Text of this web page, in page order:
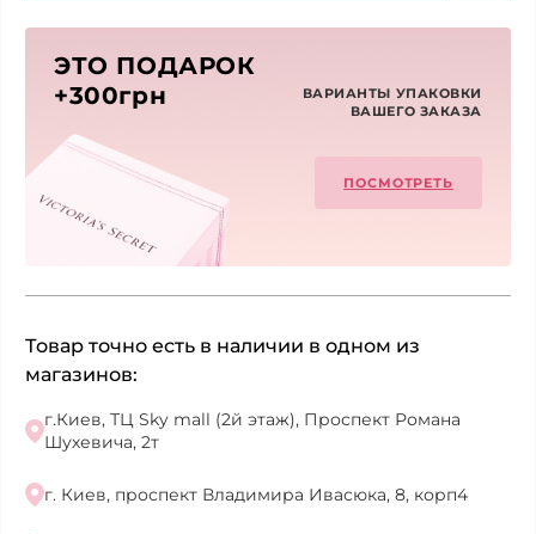
ЭТО ПОДАРОК
+300грн
ВАРИАНТЫ УПАКОВКИ
ВАШЕГО ЗАКАЗА
ПОСМОТРЕТЬ
Товар точно есть в наличии в одном из
магазинов:
г.Киев, ТЦ Sky mall (2й этаж), Проспект Романа
Шухевича, 2т
г. Киев, проспект Владимира Ивасюка, 8, корп4